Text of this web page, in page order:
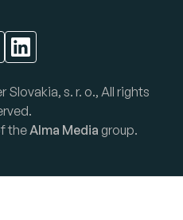
Slovakia, s. r. o., All rights
theAlma Media group.